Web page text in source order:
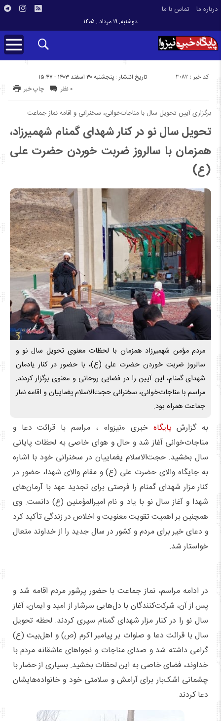
درباره ما تماس با ما
دوشنبه, ۱۹ مرداد , ۱۴۰۵
تاریخ انتشار : پنجشنبه ۳۰ اسفند ۱۴۰۳ - ۱۵:۴۷ کد خبر : 3082
چاپ خبر ۰ نظر
برگزاری آیین تحویل سال با مناجات‌خوانی، سخنرانی و اقامه نماز جماعت
تحویل سال نو در کنار شهدای گمنام شهمیرزاد،
همزمان با سالروز ضربت خوردن حضرت علی
(ع)
مردم مؤمن شهمیرزاد همزمان با لحظات معنوی تحویل سال نو و
سالروز ضربت خوردن حضرت علی (ع)، با حضور در کنار یادمان
شهدای گمنام، این آیین را در فضایی روحانی و معنوی برگزار کردند.
مراسم با مناجات‌خوانی، سخنرانی حجت‌الاسلام یغماییان و اقامه نماز
جماعت همراه بود.
به گزارش پایگاه خبری «نیزوا» ، مراسم با قرائت دعا و
مناجات‌خوانی آغاز شد و حال و هوای خاصی به لحظات پایانی
سال بخشید. حجت‌الاسلام یغماییان در سخنرانی خود با اشاره
به جایگاه والای حضرت علی (ع) و مقام والای شهدا، حضور در
کنار مزار شهدای گمنام را فرصتی برای تجدید عهد با آرمان‌های
شهدا و آغاز سال نو با یاد و نام امیرالمؤمنین (ع) دانست. وی
همچنین بر اهمیت تقویت معنویت و اخلاص در زندگی تأکید کرد
و دعای خیر برای مردم و کشور در سال جدید را از خداوند متعال
خواستار شد.
در ادامه مراسم، نماز جماعت با حضور پرشور مردم اقامه شد و
پس از آن، شرکت‌کنندگان با دل‌هایی سرشار از امید و ایمان، آغاز
سال نو را در کنار مزار شهدای گمنام سپری کردند. لحظه تحویل
سال با قرائت دعا و صلوات بر پیامبر اکرم (ص) و اهل‌بیت (ع)
گرامی داشته شد و صدای مناجات و نجواهای عاشقانه مردم با
خداوند، فضای خاصی به این لحظات بخشید. بسیاری از حضار با
چشمانی اشک‌بار برای آرامش و سلامتی خود و خانواده‌هایشان
دعا کردند.